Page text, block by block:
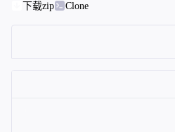
下载zip
Clone